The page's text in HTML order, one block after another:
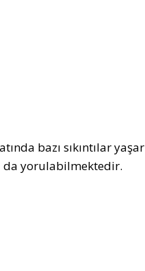
bazı sıkıntılar yaşar
da yorulabilmektedir.